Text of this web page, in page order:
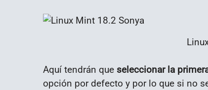
Aquí tendrán que seleccionar la
opción por defecto y por lo que si no